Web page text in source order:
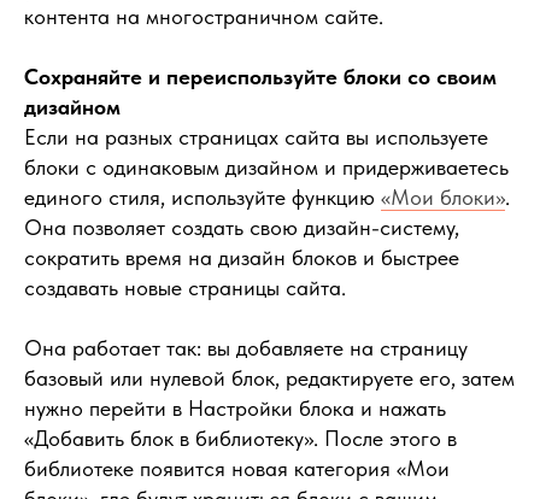
контента на многостраничном сайте.
Сохраняйте и переиспользуйте блоки со своим
дизайном
Если на разных страницах сайта вы используете
блоки с одинаковым дизайном и придерживаетесь
единого стиля, используйте функцию «Мои блоки».
Она позволяет создать свою дизайн-систему,
сократить время на дизайн блоков и быстрее
создавать новые страницы сайта.
Она работает так: вы добавляете на страницу
базовый или нулевой блок, редактируете его, затем
нужно перейти в Настройки блока и нажать
«Добавить блок в библиотеку». После этого в
библиотеке появится новая категория «Мои